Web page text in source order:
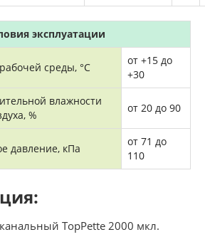
эксплуатации
среды, °C
от +15 до
+30
влажности
%
от 20 до 90
давление, кПа
от 71 до
110
TopPette 2000 мкл.